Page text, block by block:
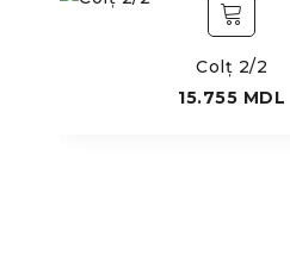
Colț 2/2
15.755 MDL